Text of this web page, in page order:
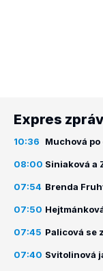
Expres
10:36 Muchová
08:00 Siniaková a
07:54 Brenda
07:50
07:45 Palicová se
07:40 Svitolinová